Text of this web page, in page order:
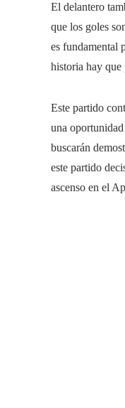
El delantero
que los goles
es fundamental
historia hay que
Este partido
una
buscarán
este partido
ascenso en el